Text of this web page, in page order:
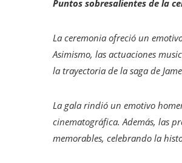
Puntos sobresalientes de la
La ceremonia ofreció un
Asimismo, las actuaciones
la trayectoria de la saga de
La gala rindió un emotivo
cinematográfica. Además, las
memorables, celebrando la